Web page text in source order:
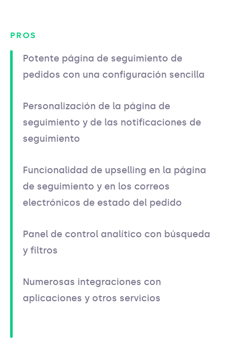
PROS
Potente página de seguimiento de
pedidos con una configuración sencilla
Personalización de la página de
seguimiento y de las notificaciones de
seguimiento
Funcionalidad de upselling en la página
de seguimiento y en los correos
electrónicos de estado del pedido
Panel de control analítico con búsqueda
y filtros
Numerosas integraciones con
aplicaciones y otros servicios